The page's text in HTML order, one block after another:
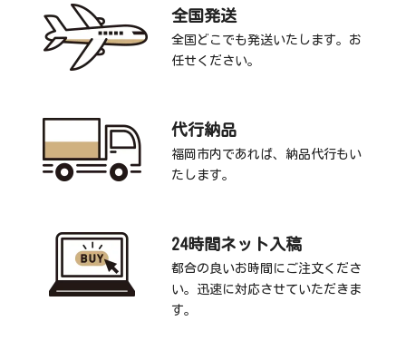
全国発送
全国どこでも発送いたします。お
任せください。
代行納品
福岡市内であれば、納品代行もい
たします。
24時間ネット入稿
都合の良いお時間にご注文くださ
い。迅速に対応させていただきま
す。